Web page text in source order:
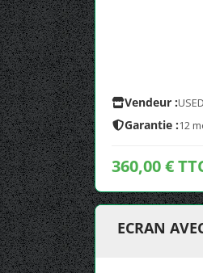
Vendeur :
Garantie :12
360,00 €
ECRAN